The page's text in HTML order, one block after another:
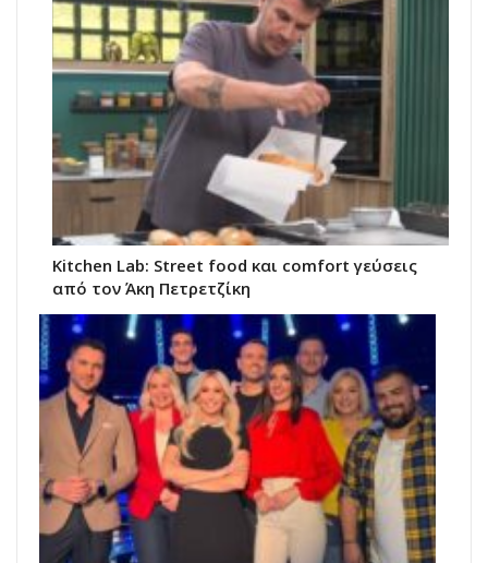
Kitchen Lab: Street food και comfort γεύσεις
από τον Άκη Πετρετζίκη